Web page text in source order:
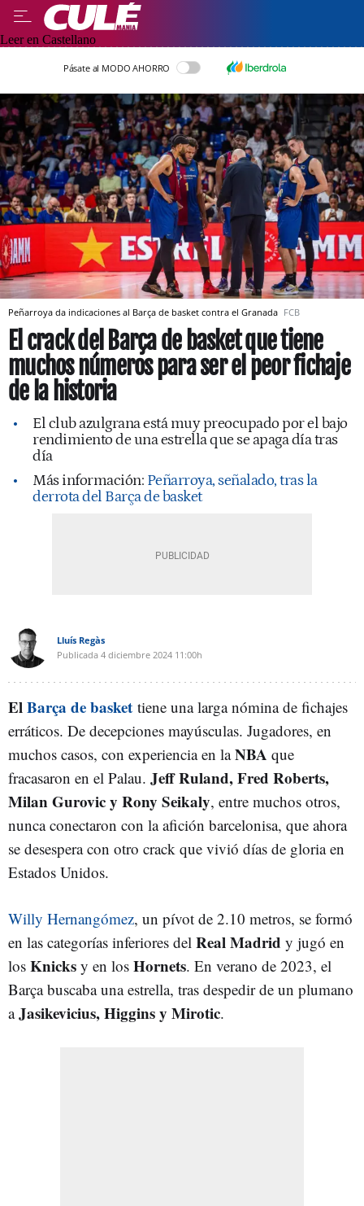
Leer en Castellano
Pásate al MODO AHORRO
Peñarroya da indicaciones al Barça de basket contra el Granada FCB
El crack del Barça de basket que tiene
muchos números para ser el peor fichaje
de la historia
El club azulgrana está muy preocupado por el bajo
rendimiento de una estrella que se apaga día tras
día
Más información: Peñarroya, señalado, tras la
derrota del Barça de basket
Lluís Regàs
Publicada 4 diciembre 2024 11:00h
ElBarça de basket tiene una larga nómina de fichajes
erráticos. De decepciones mayúsculas. Jugadores, en
muchos casos, con experiencia en laNBA que
fracasaron en el Palau. Jeff Ruland, Fred Roberts,
Milan Gurovic y Rony Seikaly, entre muchos otros,
nunca conectaron con la afición barcelonisa, que ahora
se desespera con otro crack que vivió días de gloria en
Estados Unidos.
Willy Hernangómez, un pívot de 2.10 metros, se formó
en las categorías inferiores del Real Madrid y jugó en
los Knicks y en los Hornets. En verano de 2023, el
Barça buscaba una estrella, tras despedir de un plumano
aJasikevicius, Higgins y Mirotic.